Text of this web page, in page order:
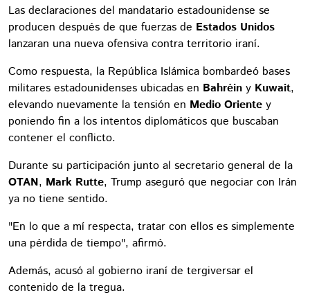
Las declaraciones del mandatario estadounidense se
producen después de que fuerzas de Estados Unidos
lanzaran una nueva ofensiva contra territorio iraní.
Como respuesta, la República Islámica bombardeó bases
militares estadounidenses ubicadas en Bahréin y Kuwait,
elevando nuevamente la tensión en Medio Oriente y
poniendo fin a los intentos diplomáticos que buscaban
contener el conflicto.
Durante su participación junto al secretario general de la
OTAN, Mark Rutte, Trump aseguró que negociar con Irán
ya no tiene sentido.
"En lo que a mí respecta, tratar con ellos es simplemente
una pérdida de tiempo", afirmó.
Además, acusó al gobierno iraní de tergiversar el
contenido de la tregua.